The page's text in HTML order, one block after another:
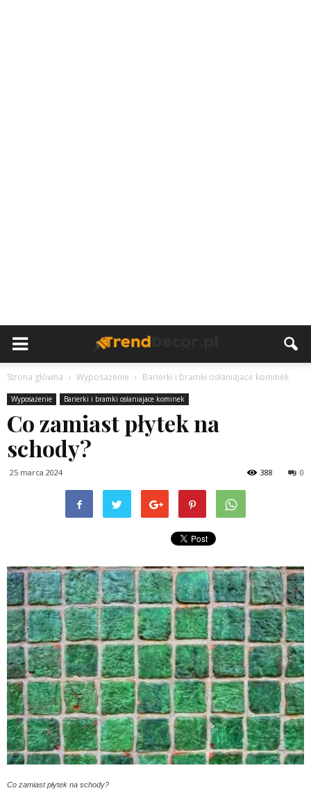
Strona główna Wyposażenie Barierki i bramki osłaniajace kominek
Wyposażenie Barierki i bramki osłaniajace kominek
Co zamiast płytek na
schody?
25 marca 2024 0
388
Co zamiast płytek na schody?